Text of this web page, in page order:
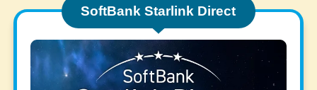
SoftBank Starlink Direct